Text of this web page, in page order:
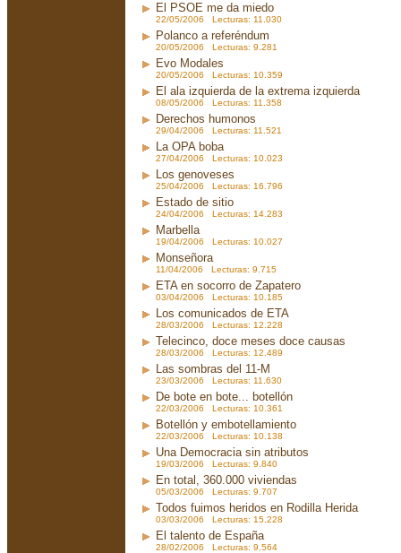
El PSOE me da miedo
22/05/2006 Lecturas: 11.030
Polanco a referéndum
20/05/2006 Lecturas: 9.281
Evo Modales
20/05/2006 Lecturas: 10.359
El ala izquierda de la extrema izquierda
08/05/2006 Lecturas: 11.358
Derechos humonos
29/04/2006 Lecturas: 11.521
La OPA boba
27/04/2006 Lecturas: 10.023
Los genoveses
25/04/2006 Lecturas: 16.796
Estado de sitio
24/04/2006 Lecturas: 14.283
Marbella
19/04/2006 Lecturas: 10.027
Monseñora
11/04/2006 Lecturas: 9.715
ETA en socorro de Zapatero
03/04/2006 Lecturas: 10.185
Los comunicados de ETA
28/03/2006 Lecturas: 12.228
Telecinco, doce meses doce causas
28/03/2006 Lecturas: 12.489
Las sombras del 11-M
23/03/2006 Lecturas: 11.630
De bote en bote... botellón
22/03/2006 Lecturas: 10.361
Botellón y embotellamiento
22/03/2006 Lecturas: 10.138
Una Democracia sin atributos
19/03/2006 Lecturas: 9.840
En total, 360.000 viviendas
05/03/2006 Lecturas: 9.707
Todos fuimos heridos en Rodilla Herida
03/03/2006 Lecturas: 15.228
El talento de España
28/02/2006 Lecturas: 9.564